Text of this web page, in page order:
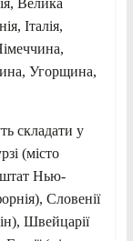
Велика
Італія,
Угорщина,
складати у
(місто
Нью-
Словенії
Швейцарії